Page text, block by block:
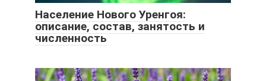
Население Нового Уренгоя:
описание, состав, занятость и
численность